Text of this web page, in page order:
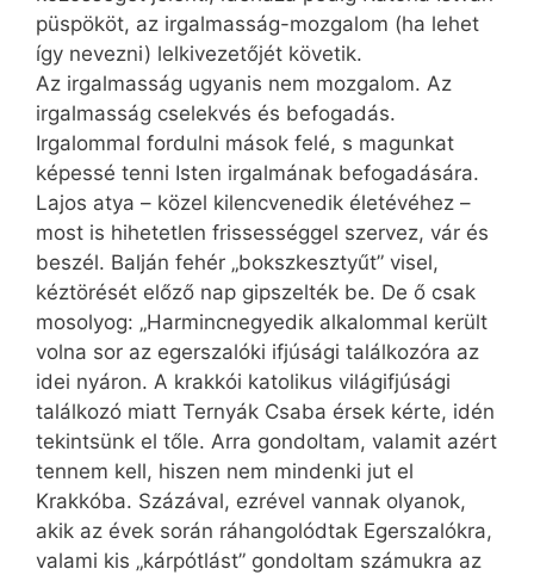
püspököt, az irgalmasság-mozgalom (ha lehet
így nevezni) lelkivezetőjét követik.
Az irgalmasság ugyanis nem mozgalom. Az
irgalmasság cselekvés és befogadás.
Irgalommal fordulni mások felé, s magunkat
képessé tenni Isten irgalmának befogadására.
Lajos atya – közel kilencvenedik életévéhez –
most is hihetetlen frissességgel szervez, vár és
beszél. Balján fehér „bokszkesztyűt” visel,
kéztörését előző nap gipszelték be. De ő csak
mosolyog: „Harmincnegyedik alkalommal került
volna sor az egerszalóki ifjúsági találkozóra az
idei nyáron. A krakkói katolikus világifjúsági
találkozó miatt Ternyák Csaba érsek kérte, idén
tekintsünk el tőle. Arra gondoltam, valamit azért
tennem kell, hiszen nem mindenki jut el
Krakkóba. Százával, ezrével vannak olyanok,
akik az évek során ráhangolódtak Egerszalókra,
valami kis „kárpótlást” gondoltam számukra az